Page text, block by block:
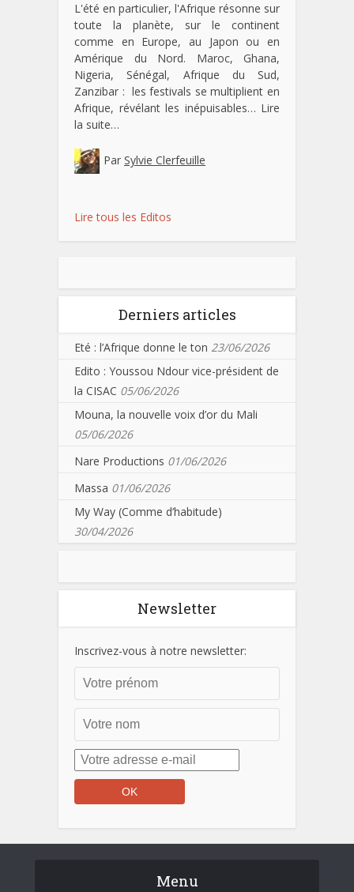
L'été en particulier, l'Afrique résonne sur
toute la planète, sur le continent
comme en Europe, au Japon ou en
Amérique du Nord. Maroc, Ghana,
Nigeria, Sénégal, Afrique du Sud,
Zanzibar : les festivals se multiplient en
Afrique, révélant les inépuisables… Lire
la suite…
Par Sylvie Clerfeuille
Lire tous les Editos
Derniers articles
Eté : l’Afrique donne le ton 23/06/2026
Edito : Youssou Ndour vice-président de
la CISAC 05/06/2026
Mouna, la nouvelle voix d’or du Mali
05/06/2026
Nare Productions 01/06/2026
Massa 01/06/2026
My Way (Comme d’habitude)
30/04/2026
Newsletter
Inscrivez-vous à notre newsletter:
Menu